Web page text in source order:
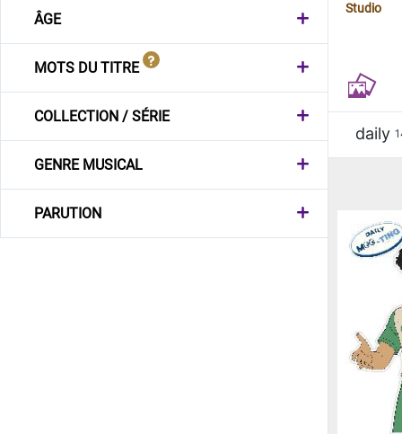
ÂGE
MOTS DU TITRE
COLLECTION / SÉRIE
GENRE MUSICAL
PARUTION
Studio
daily